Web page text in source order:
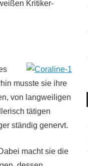
Kritiker-
musste sie ihre
von langweiligen
tätigen
ständig genervt.
macht sie die